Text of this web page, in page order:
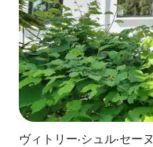
ヴィトリー·シュル·セー